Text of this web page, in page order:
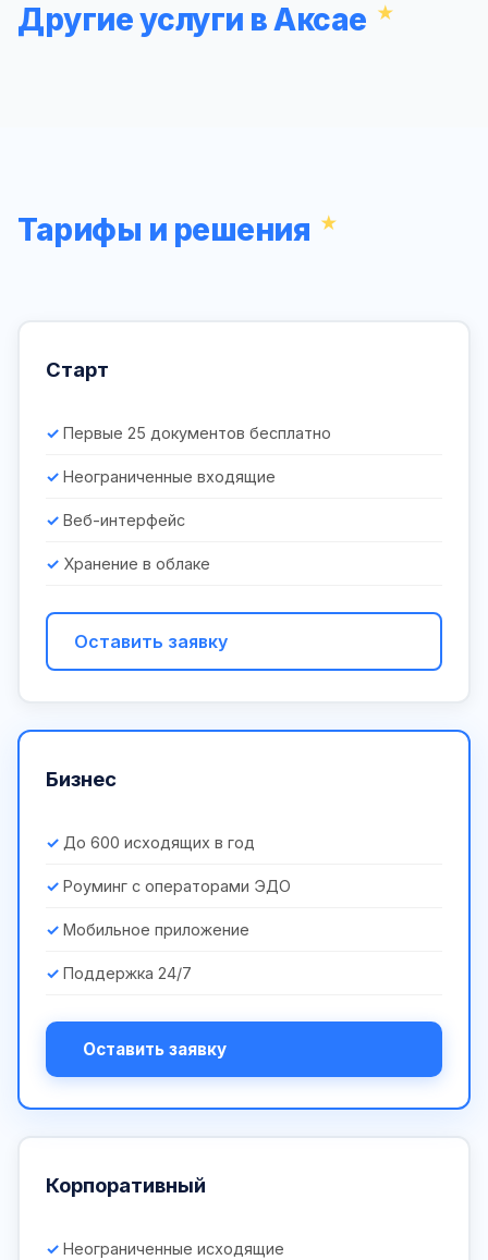
Другие услуги в Аксае
Тарифы и решения
Старт
Первые 25 документов бесплатно
Неограниченные входящие
Веб-интерфейс
Хранение в облаке
Оставить заявку
Бизнес
До 600 исходящих в год
Роуминг с операторами ЭДО
Мобильное приложение
Поддержка 24/7
Оставить заявку
Корпоративный
Неограниченные исходящие